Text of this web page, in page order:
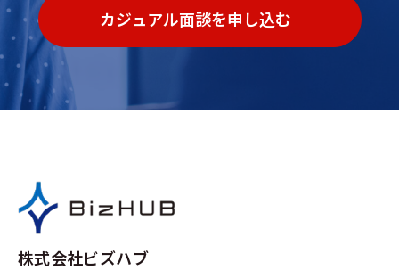
カジュアル面談を申し込む
株式会社ビズハブ